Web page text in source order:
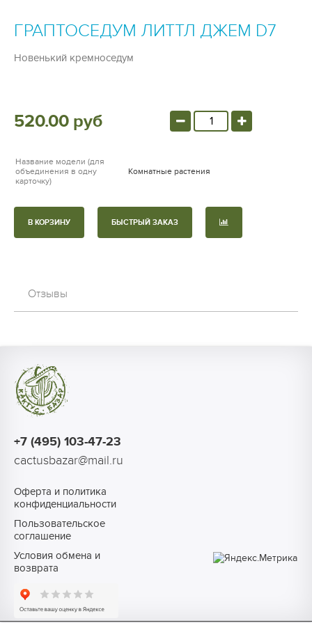
ГРАПТОСЕДУМ ЛИТТЛ ДЖЕМ D7
Новенький кремноседум
520.00 руб
Название модели (для
объединения в одну
карточку)
Комнатные растения
В КОРЗИНУ БЫСТРЫЙ ЗАКАЗ
Отзывы
+7 (495) 103-47-23
cactusbazar@mail.ru
Оферта и политика
конфиденциальности
Пользовательское
соглашение
Условия обмена и
возврата